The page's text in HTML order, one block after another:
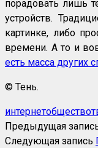
порадовать лишь
устройств.
картинке, либо
времени. А то и
есть масса других
© Тень.
интернетобщество
Предыдущая
Следующая запись